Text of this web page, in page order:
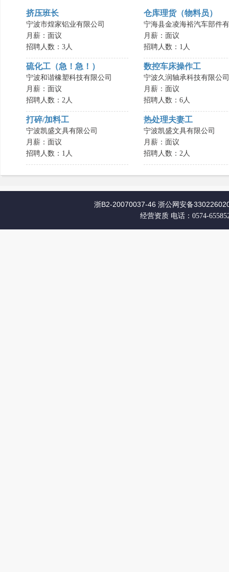
挤压班长
宁波市煌家铝业有限公司
月薪：面议
招聘人数：3人
仓库理货（物料员）
宁海县金凌海裕汽车部件
月薪：面议
招聘人数：1人
硫化工（急！急！）
宁波和谐橡塑科技有限公司
月薪：面议
招聘人数：2人
数控车床操作工
宁波久润轴承科技有限公司
月薪：面议
招聘人数：6人
打碎/加料工
宁波凯盛文具有限公司
月薪：面议
招聘人数：1人
热处理夫妻工
宁波凯盛文具有限公司
月薪：面议
招聘人数：2人
浙B2-20070037-46 浙公网安备
经营资质 电话：0574-